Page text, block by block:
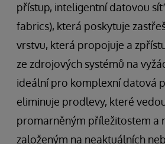
přístup, inteligentní datovou
fabrics), která poskytuje
vrstvu, která propojuje a
ze zdrojových systémů na
ideální pro komplexní datová
eliminuje prodlevy, které
promarněným příležitostem a
založeným na neaktuálních